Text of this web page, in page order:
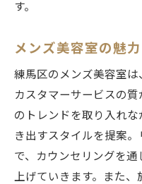
す。
メンズ美容室の魅
練馬区のメンズ美容室
カスタマーサービスの
のトレンドを取り入れな
き出すスタイルを提案
で、カウンセリングを
上げていきます。また